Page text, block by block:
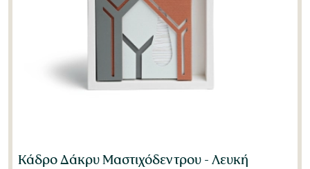
Κάδρο Δάκρυ Μαστιχόδεντρου - Λευκή